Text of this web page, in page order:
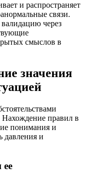
и распространяет
связи.
через
смыслов в
значения
правил в
понимания и
давления и
ее